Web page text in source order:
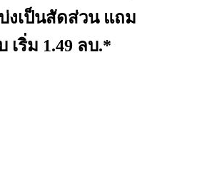
งเป็นสัดส่วน แถม
เริ่ม 1.49 ลบ.*